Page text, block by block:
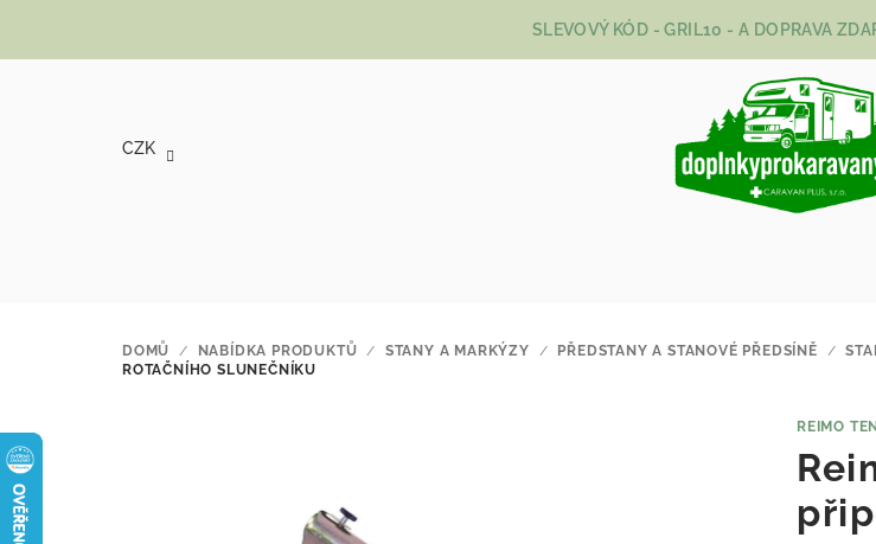
SLEVOVÝ KÓD - GRIL10 - A DOPRAVA
CZK
DOMŮ / NABÍDKA PRODUKTŮ / STANY A MARKÝZY / PŘEDSTANY A STANOVÉ PŘEDSÍNĚ /
ROTAČNÍHO SLUNEČNÍKU
REIMO